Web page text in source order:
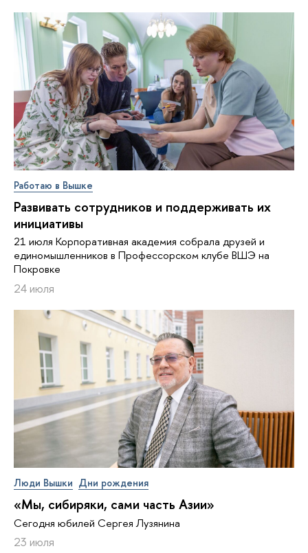
Работаю в Вышке
Развивать сотрудников и поддерживать их
инициативы
21 июля Корпоративная академия собрала друзей и
единомышленников в Профессорском клубе ВШЭ на
Покровке
24 июля
Люди Вышки Дни рождения
«Мы, сибиряки, сами часть Азии»
Сегодня юбилей Сергея Лузянина
23 июля